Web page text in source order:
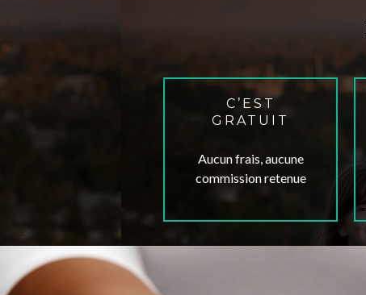
C’EST
GRATUIT
Aucun frais, aucune
commission retenue